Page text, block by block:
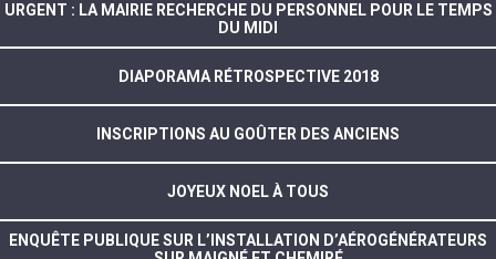
URGENT : LA MAIRIE RECHERCHE DU PERSONNEL POUR LE TEMPS
DU MIDI
DIAPORAMA RÉTROSPECTIVE 2018
INSCRIPTIONS AU GOÛTER DES ANCIENS
JOYEUX NOEL À TOUS
ENQUÊTE PUBLIQUE SUR L’INSTALLATION D’AÉROGÉNÉRATEURS